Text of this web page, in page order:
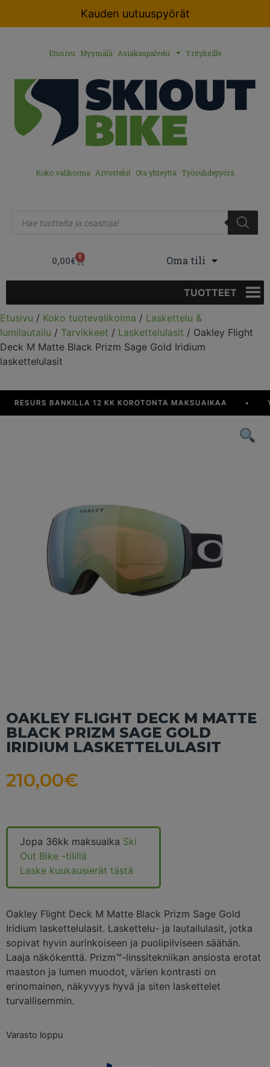
Kauden uutuuspyörät
Etusivu Myymälä Asiakaspalvelu Yrityksille
Koko valikoima Arvostelut Ota yhteyttä Työsuhdepyörä
0,00€ 0 Oma tili
TUOTTEET
Etusivu / Koko tuotevalikoima / Laskettelu &
lumilautailu / Tarvikkeet / Laskettelulasit / Oakley Flight
Deck M Matte Black Prizm Sage Gold Iridium
laskettelulasit
RESURS BANKILLA 12 KK KOROTONTA MAKSUAIKAA
OAKLEY FLIGHT DECK M MATTE
BLACK PRIZM SAGE GOLD
IRIDIUM LASKETTELULASIT
210,00€
Jopa 36kk maksuaika Ski
Out Bike -tilillä
Laske kuukausierät tästä
Oakley Flight Deck M Matte Black Prizm Sage Gold
Iridium laskettelulasit. Laskettelu- ja lautailulasit, jotka
sopivat hyvin aurinkoiseen ja puolipilviseen säähän.
Laaja näkökenttä. Prizm™-linssitekniikan ansiosta erotat
maaston ja lumen muodot, värien kontrasti on
erinomainen, näkyvyys hyvä ja siten laskettelet
turvallisemmin.
Varasto loppu